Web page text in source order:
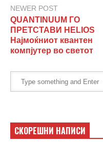
NEWER POST
QUANTINUUM ГО
ПРЕТСТАВИ HELIOS
Најмоќниот квантен
компјутер во светот
СКОРЕШНИ НАПИСИ